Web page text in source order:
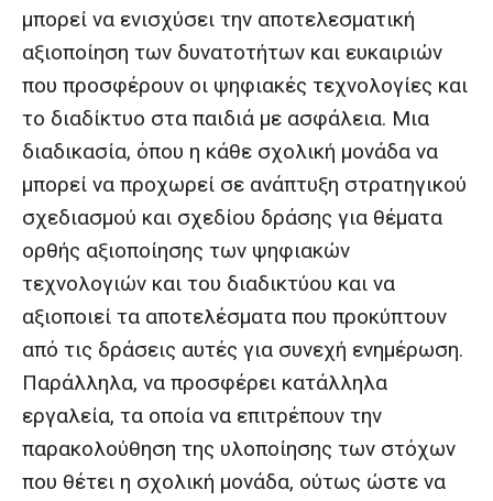
μπορεί να ενισχύσει την αποτελεσματική
αξιοποίηση των δυνατοτήτων και ευκαιριών
που προσφέρουν οι ψηφιακές τεχνολογίες και
το διαδίκτυο στα παιδιά με ασφάλεια. Μια
διαδικασία, όπου η κάθε σχολική μονάδα να
μπορεί να προχωρεί σε ανάπτυξη στρατηγικού
σχεδιασμού και σχεδίου δράσης για θέματα
ορθής αξιοποίησης των ψηφιακών
τεχνολογιών και του διαδικτύου και να
αξιοποιεί τα αποτελέσματα που προκύπτουν
από τις δράσεις αυτές για συνεχή ενημέρωση.
Παράλληλα, να προσφέρει κατάλληλα
εργαλεία, τα οποία να επιτρέπουν την
παρακολούθηση της υλοποίησης των στόχων
που θέτει η σχολική μονάδα, ούτως ώστε να